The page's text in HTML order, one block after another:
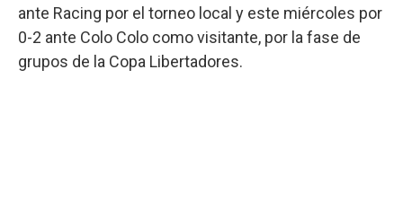
ante Racing por el torneo local y este miércoles por
0-2 ante Colo Colo como visitante, por la fase de
grupos de la Copa Libertadores.